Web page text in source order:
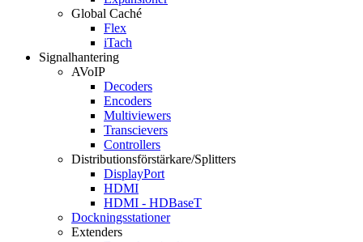
Global Caché
Flex
iTach
Signalhantering
AVoIP
Decoders
Encoders
Multiviewers
Transcievers
Controllers
Distributionsförstärkare/Splitters
DisplayPort
HDMI
HDMI - HDBaseT
Dockningsstationer
Extenders